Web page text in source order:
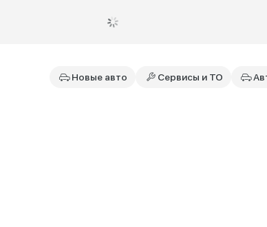
Новые авто Сервисы и ТО